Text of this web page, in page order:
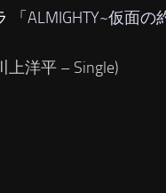
「ALMIGHTY~仮面
上洋平 – Single)